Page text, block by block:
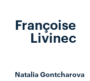
Françoise
Livinec
Natalia Gontcharova